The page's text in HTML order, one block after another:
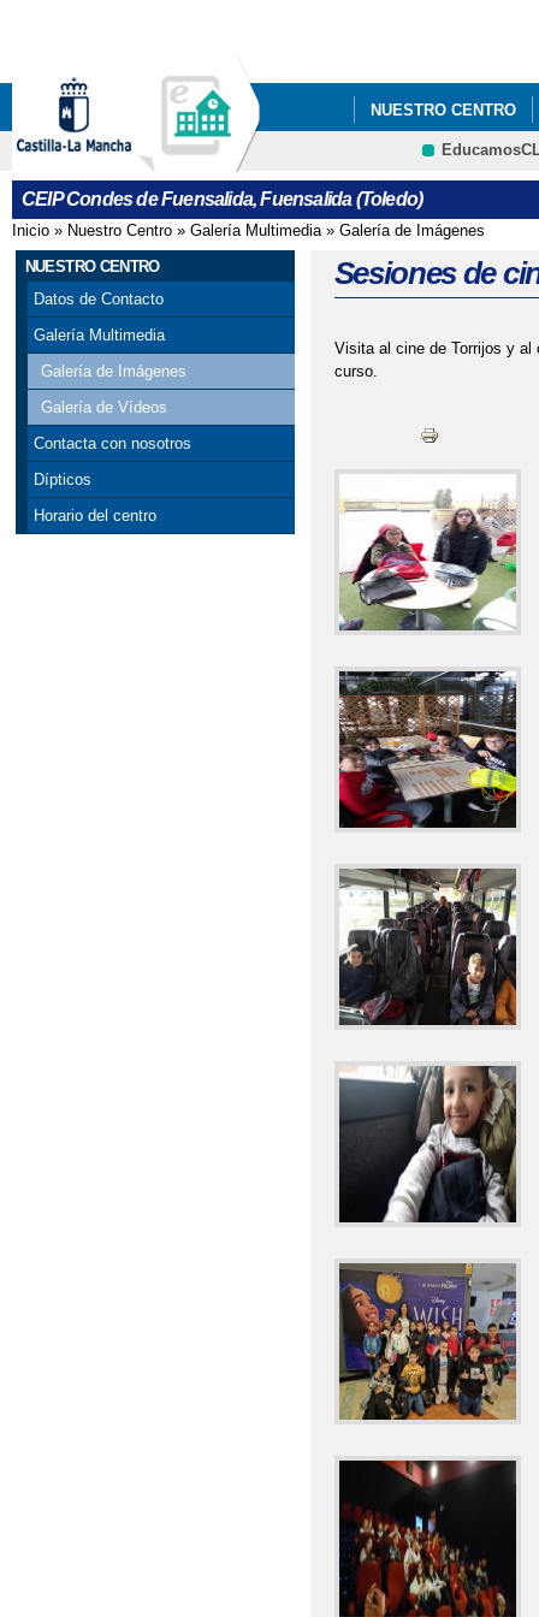
NUESTRO CENTRO
PROYECTO
INSTAGRAM DEL
CEIP Condes de Fuensalida, Fuensalida (Toledo)
Se encuentra usted aquí
Inicio » Nuestro Centro » Galería Multimedia» Galería de Imágenes
NUESTRO CENTRO
Datos de Contacto
Galería Multimedia
Galería de Imágenes
Galería de Vídeos
Contacta con nosotros
Dípticos
Horario del centro
Sesiones de
Visita al cine de Torrijos y al
curso.